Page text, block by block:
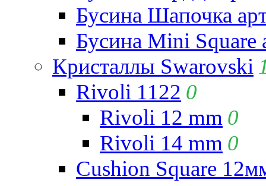
Бусина Шапочка
Бусина Mini Square
Кристаллы Swarovski
Rivoli 1122 0
Rivoli 12 mm 0
Rivoli 14 mm 0
Cushion Square